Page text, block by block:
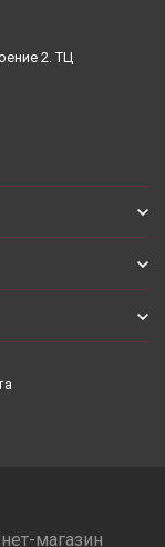
2. ТЦ
магазин